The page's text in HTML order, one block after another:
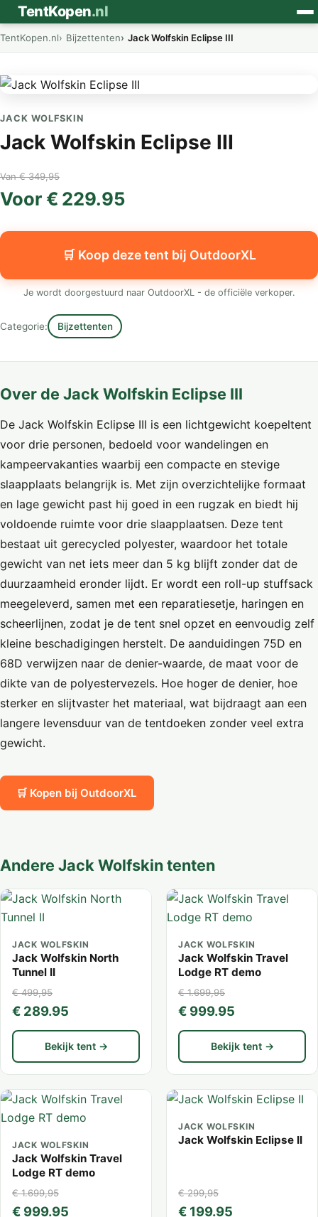
TentKopen.nl
TentKopen.nl Bijzettenten Jack Wolfskin Eclipse III
JACK WOLFSKIN
Jack Wolfskin Eclipse III
Van € 349,95
Voor € 229.95
🛒 Koop deze tent bij OutdoorXL
Je wordt doorgestuurd naar OutdoorXL - de officiële verkoper.
Categorie: Bijzettenten
Over de Jack Wolfskin Eclipse III
De Jack Wolfskin Eclipse III is een lichtgewicht koepeltent
voor drie personen, bedoeld voor wandelingen en
kampeervakanties waarbij een compacte en stevige
slaapplaats belangrijk is. Met zijn overzichtelijke formaat
en lage gewicht past hij goed in een rugzak en biedt hij
voldoende ruimte voor drie slaapplaatsen. Deze tent
bestaat uit gerecycled polyester, waardoor het totale
gewicht van net iets meer dan 5 kg blijft zonder dat de
duurzaamheid eronder lijdt. Er wordt een roll-up stuffsack
meegeleverd, samen met een reparatiesetje, haringen en
scheerlijnen, zodat je de tent snel opzet en eenvoudig zelf
kleine beschadigingen herstelt. De aanduidingen 75D en
68D verwijzen naar de denier-waarde, de maat voor de
dikte van de polyestervezels. Hoe hoger de denier, hoe
sterker en slijtvaster het materiaal, wat bijdraagt aan een
langere levensduur van de tentdoeken zonder veel extra
gewicht.
🛒 Kopen bij OutdoorXL
Andere Jack Wolfskin tenten
JACK WOLFSKIN
Jack Wolfskin North
Tunnel II
€ 499,95
€ 289.95
Bekijk tent →
JACK WOLFSKIN
Jack Wolfskin Travel
Lodge RT demo
€ 1.699,95
€ 999.95
Bekijk tent →
JACK WOLFSKIN
Jack Wolfskin Travel
Lodge RT demo
€ 1.699,95
€ 999.95
JACK WOLFSKIN
Jack Wolfskin Eclipse II
€ 299,95
€ 199.95